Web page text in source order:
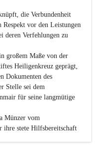
die Verbundenheit
vor den Leistungen
deren Verfehlungen zu
großem Maße von der
Heiligenkreuz geprägt,
Dokumenten des
Stelle sei dem
für seine langmütige
Münzer vom
ihre stete Hilfsbereitschaft
dem kleinen